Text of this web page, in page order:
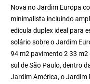
Nova no Jardim Europa
minimalista incluindo
edicula duplex ideal para
solário sobre o Jardim
94 m2 pavimento 2 33
sul de São Paulo, dentro
Jardim América, o Jardim